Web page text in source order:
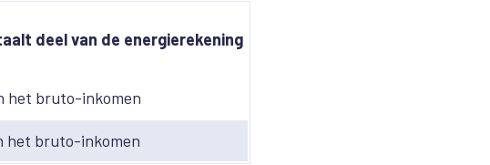
deel van de energierekening
het bruto-inkomen
het bruto-inkomen